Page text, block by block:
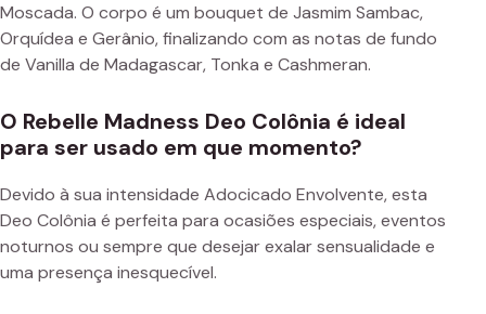
Moscada. O corpo é um bouquet de Jasmim Sambac,
Orquídea e Gerânio, finalizando com as notas de fundo
de Vanilla de Madagascar, Tonka e Cashmeran.
O Rebelle Madness Deo Colônia é ideal
para ser usado em que momento?
Devido à sua intensidade Adocicado Envolvente, esta
Deo Colônia é perfeita para ocasiões especiais, eventos
noturnos ou sempre que desejar exalar sensualidade e
uma presença inesquecível.